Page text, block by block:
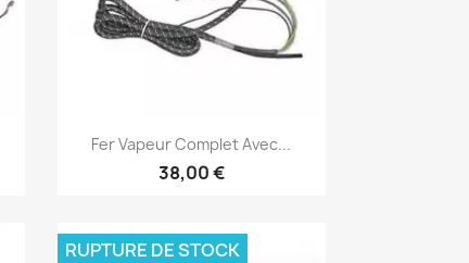
Aperçu rapide
Fer Vapeur Complet Avec...
38,00 €
RUPTURE DE STOCK